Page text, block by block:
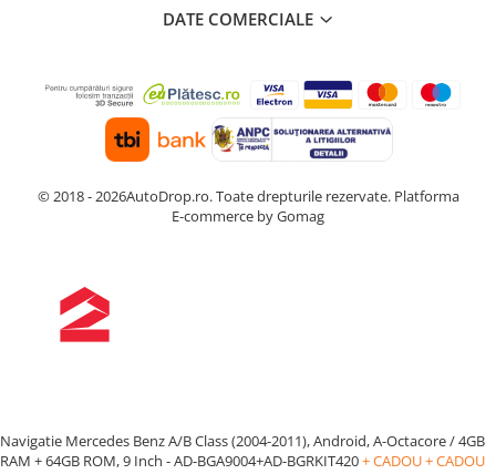
DATE COMERCIALE
© 2018 - 2026AutoDrop.ro. Toate drepturile rezervate. Platforma
E-commerce by Gomag
Navigatie Mercedes Benz A/B Class (2004-2011), Android, A-Octacore / 4GB
RAM + 64GB ROM, 9 Inch - AD-BGA9004+AD-BGRKIT420+ CADOU+ CADOU